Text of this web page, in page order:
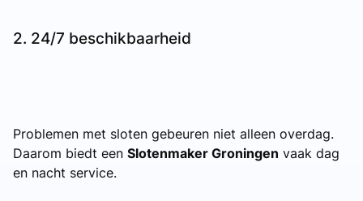
2. 24/7 beschikbaarheid
Problemen met sloten gebeuren niet alleen overdag.
Daarom biedt een Slotenmaker Groningen vaak dag
en nacht service.